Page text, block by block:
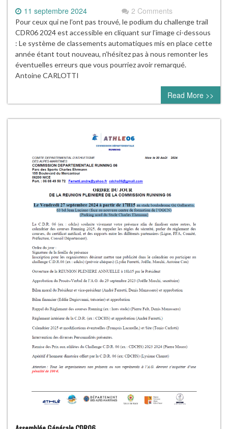
11 septembre 2024 2 Comments
Pour ceux qui ne l’ont pas trouvé, le podium du challenge trail
CDR06 2024 est accessible en cliquant sur l’image ci-dessous
: Le système de classements automatiques mis en place cette
année étant tout nouveau, n’hésitez pas à nous remonter les
éventuelles erreurs que vous pourriez avoir remarqué.
Antoine CARLOTTI
Read More >>